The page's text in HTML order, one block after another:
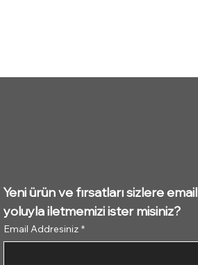
Yeni ürün ve fırsatları sizlere email
yoluyla iletmemizi ister misiniz?
Email Addresiniz *